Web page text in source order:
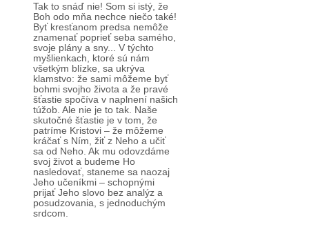
Tak to snáď nie! Som si istý, že
Boh odo mňa nechce niečo také!
Byť kresťanom predsa nemôže
znamenať poprieť seba samého,
svoje plány a sny... V týchto
myšlienkach, ktoré sú nám
všetkým blízke, sa ukrýva
klamstvo: že sami môžeme byť
bohmi svojho života a že pravé
šťastie spočíva v naplnení našich
túžob. Ale nie je to tak. Naše
skutočné šťastie je v tom, že
patríme Kristovi – že môžeme
kráčať s Ním, žiť z Neho a učiť
sa od Neho. Ak mu odovzdáme
svoj život a budeme Ho
nasledovať, staneme sa naozaj
Jeho učeníkmi – schopnými
prijať Jeho slovo bez analýz a
posudzovania, s jednoduchým
srdcom.